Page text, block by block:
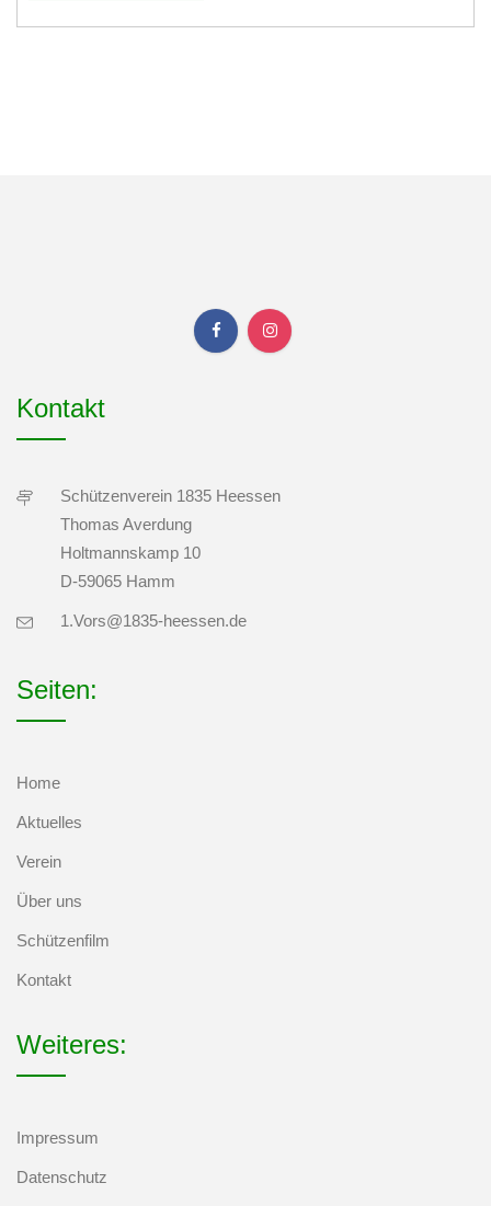
Kontakt
Schützenverein 1835 Heessen
Thomas Averdung
Holtmannskamp 10
D-59065 Hamm
1.Vors@1835-heessen.de
Seiten:
Home
Aktuelles
Verein
Über uns
Schützenfilm
Kontakt
Weiteres:
Impressum
Datenschutz